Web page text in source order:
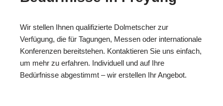
Wir stellen Ihnen qualifizierte Dolmetscher zur
Verfügung, die für Tagungen, Messen oder internationale
Konferenzen bereitstehen. Kontaktieren Sie uns einfach,
um mehr zu erfahren. Individuell und auf Ihre
Bedürfnisse abgestimmt – wir erstellen Ihr Angebot.